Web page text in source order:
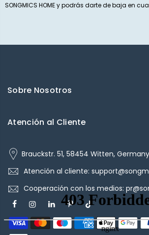
SONGMICS HOME y podrás darte de baja en
Sobre Nosotros
Atención al Cliente
Brauckstr. 51, 58454 Witten, Germany
Atención al cliente:
Cooperación con los medios: